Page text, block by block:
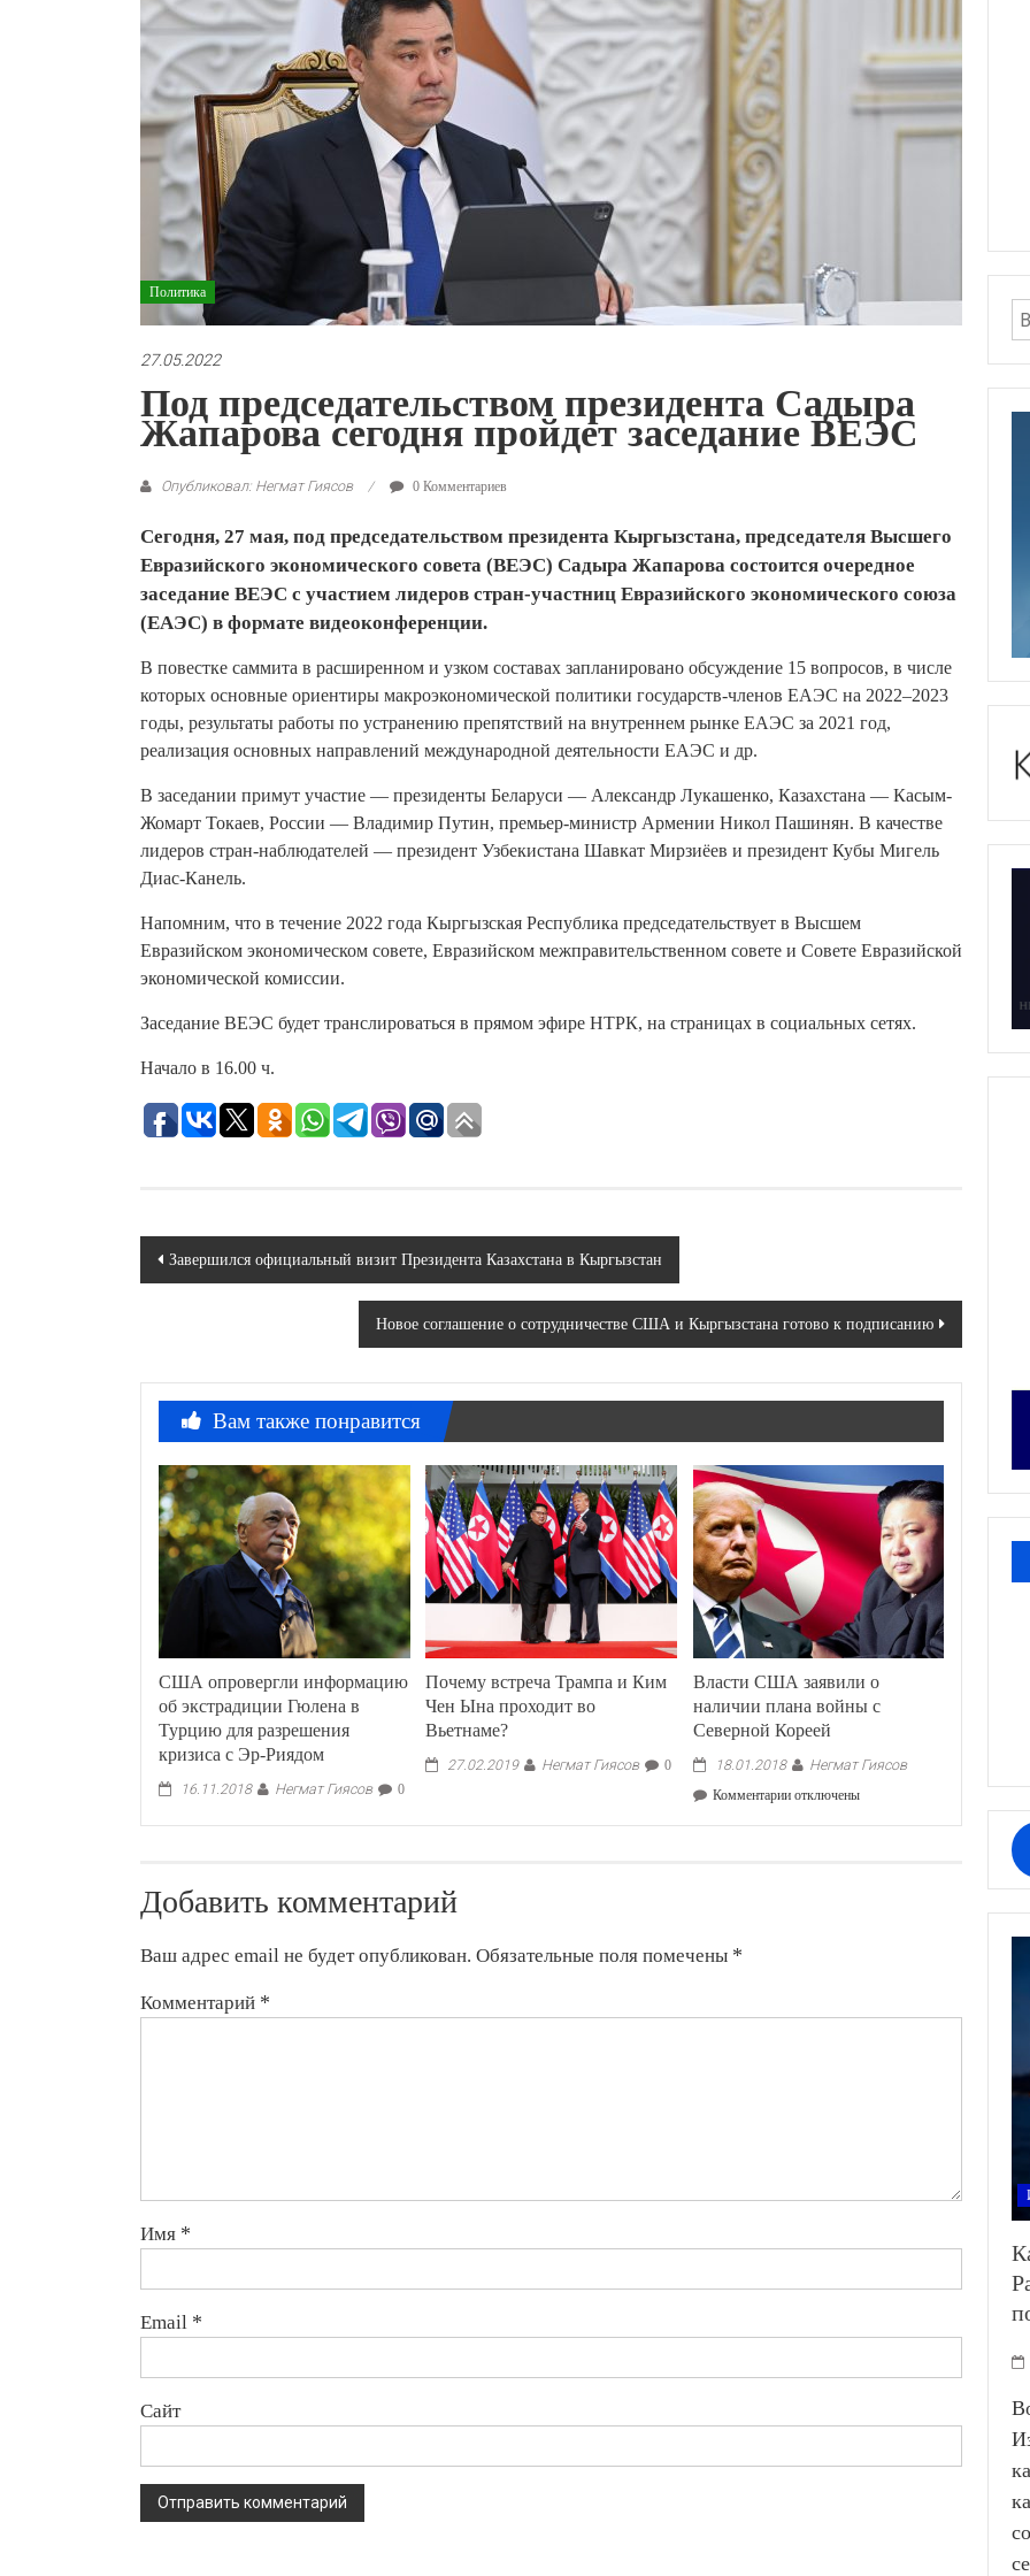
Политика
27.05.2022
Под председательством президента Садыра
Жапарова сегодня пройдет заседание ВЕЭС
Опубликовал: Негмат Гиясов 0 Комментариев
Сегодня, 27 мая, под председательством президента Кыргызстана, председателя Высшего
Евразийского экономического совета (ВЕЭС) Садыра Жапарова состоится очередное
заседание ВЕЭС с участием лидеров стран-участниц Евразийского экономического союза
(ЕАЭС) в формате видеоконференции.
В повестке саммита в расширенном и узком составах запланировано обсуждение 15 вопросов, в числе
которых основные ориентиры макроэкономической политики государств-членов ЕАЭС на 2022–2023
годы, результаты работы по устранению препятствий на внутреннем рынке ЕАЭС за 2021 год,
реализация основных направлений международной деятельности ЕАЭС и др.
В заседании примут участие — президенты Беларуси — Александр Лукашенко, Казахстана — Касым-
Жомарт Токаев, России — Владимир Путин, премьер-министр Армении Никол Пашинян. В качестве
лидеров стран-наблюдателей — президент Узбекистана Шавкат Мирзиёев и президент Кубы Мигель
Диас-Канель.
Напомним, что в течение 2022 года Кыргызская Республика председательствует в Высшем
Евразийском экономическом совете, Евразийском межправительственном совете и Совете Евразийской
экономической комиссии.
Заседание ВЕЭС будет транслироваться в прямом эфире НТРК, на страницах в социальных сетях.
Начало в 16.00 ч.
Навигация
Завершился официальный визит Президента Казахстана в Кыргызстан
Новое соглашение о сотрудничестве США и Кыргызстана готово к подписанию
Вам также понравится
США опровергли информацию
об экстрадиции Гюлена в
Турцию для разрешения
кризиса с Эр-Риядом
16.11.2018 Негмат Гиясов 0
Почему встреча Трампа и Ким
Чен Ына проходит во
Вьетнаме?
27.02.2019 Негмат Гиясов 0
Власти США заявили о
наличии плана войны с
Северной Кореей
18.01.2018 Негмат Гиясов
Комментариик
Кореей
отключены
Добавить комментарий
Ваш адрес email не будет опубликован. Обязательные поля помечены *
Комментарий *
Имя *
Email *
Сайт